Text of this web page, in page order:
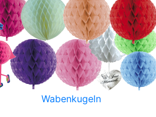
Wabenkugeln